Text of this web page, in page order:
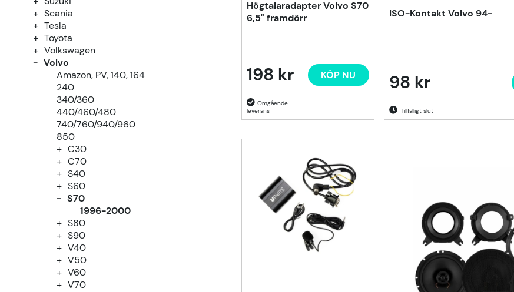
Scania
Tesla
Toyota
Volkswagen
Volvo
Amazon, PV, 140, 164
240
340/360
440/460/480
740/760/940/960
850
C30
C70
S40
S60
S70
1996-2000
S80
S90
V40
V50
V60
V70
Högtalaradapter Volvo S70
6,5" framdörr
198 kr KÖP NU
ISO-Kontakt Volvo 94-
98 kr
Tillfälligt slut